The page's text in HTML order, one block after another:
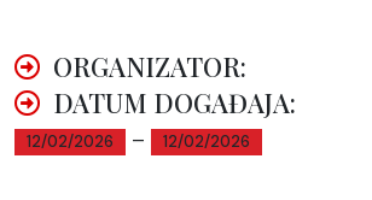
ORGANIZATOR:
DATUM DOGAĐAJA:
12/02/2026 – 12/02/2026